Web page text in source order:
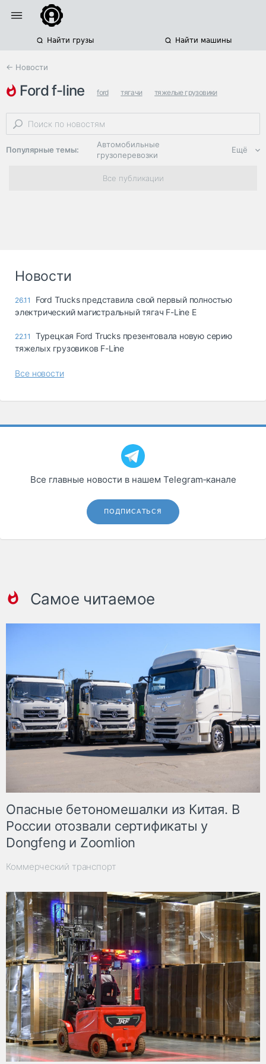
Найти грузы Найти машины
← Новости
ford f-line ford тягачи тяжелые грузовики
Популярные темы:
Автомобильные
грузоперевозки
Региональная
логистика
опасные грузы
страхование
Спецтехника
Автосервис,
запчасти, шины
Топливо, масла и
автохимия
Ещё
Все публикации
Новости
26.11
Ford Trucks представила свой первый полностью
электрический магистральный тягач F-Line E
22.11
Турецкая Ford Trucks презентовала новую серию
тяжелых грузовиков F-Line
Все новости
Все главные новости в нашем Telegram‑канале
ПОДПИСАТЬСЯ
Самое читаемое
Опасные бетономешалки из Китая. В
России отозвали сертификаты у
Dongfeng и Zoomlion
Коммерческий транспорт